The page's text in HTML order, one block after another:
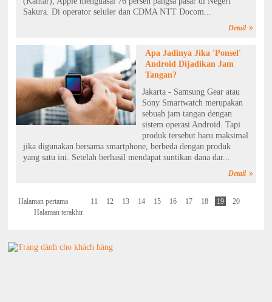
Sakura. Di operator seluler dan CDMA NTT Docom...
Detail
Apa Jadinya Jika 'Ponsel'
Android Dijadikan Jam
Tangan?
Jakarta - Samsung Gear atau
Sony Smartwatch merupakan
sebuah jam tangan dengan
sistem operasi Android. Tapi
produk tersebut baru maksimal
jika digunakan bersama smartphone, berbeda dengan produk
yang satu ini. Setelah berhasil mendapat suntikan dana dar...
Detail
Halaman pertama 11 12 13 14 15 16 17 18 19
20
Halaman terakhir